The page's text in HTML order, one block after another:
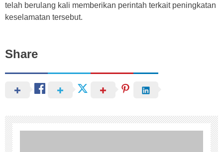
telah berulang kali memberikan perintah terkait peningkatan
keselamatan tersebut.
Share